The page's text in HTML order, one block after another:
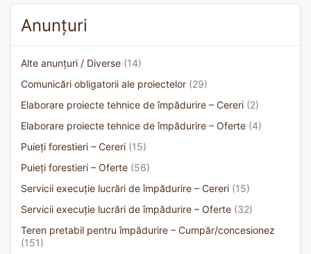
Anunțuri
Alte anunțuri / Diverse (14)
Comunicări obligatorii ale proiectelor (29)
Elaborare proiecte tehnice de împădurire – Cereri (2)
Elaborare proiecte tehnice de împădurire – Oferte (4)
Puieți forestieri – Cereri (15)
Puieți forestieri – Oferte (56)
Servicii execuție lucrări de împădurire – Cereri (15)
Servicii execuție lucrări de împădurire – Oferte (32)
Teren pretabil pentru împădurire – Cumpăr/concesionez
(151)